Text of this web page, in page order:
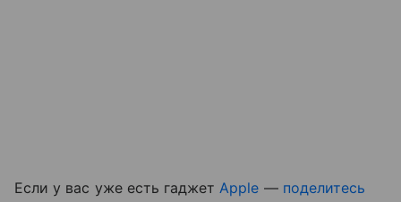
Если у вас уже есть гаджет Apple — поделитесь